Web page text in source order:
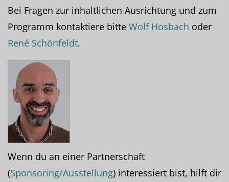
Bei Fragen zur inhaltlichen Ausrichtung und zum
Programm kontaktiere bitte Wolf Hosbach oder
René Schönfeldt.
Wenn du an einer Partnerschaft
(Sponsoring/Ausstellung) interessiert bist, hilft dir